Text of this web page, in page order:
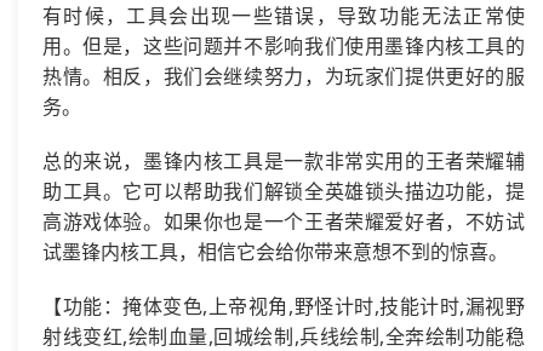
有时候，工具会出现一些错误，导致功能无法正常使
用。但是，这些问题并不影响我们使用墨锋内核工具的
热情。相反，我们会继续努力，为玩家们提供更好的服
务。
总的来说，墨锋内核工具是一款非常实用的王者荣耀辅
助工具。它可以帮助我们解锁全英雄锁头描边功能，提
高游戏体验。如果你也是一个王者荣耀爱好者，不妨试
试墨锋内核工具，相信它会给你带来意想不到的惊喜。
【功能：掩体变色,上帝视角,野怪计时,技能计时,漏视野
射线变红,绘制血量,回城绘制,兵线绘制,全奔绘制功能稳